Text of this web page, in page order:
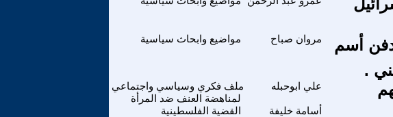
مواضيع وابحاث سياسية مروان صباح
الجماعية 🪦 ، هو دفن أسم
ملف فكري وسياسي واجتماعي
لمناهضة العنف ضد المرأة
علي ابوحبله
القضية الفلسطينية أسامة خليفة